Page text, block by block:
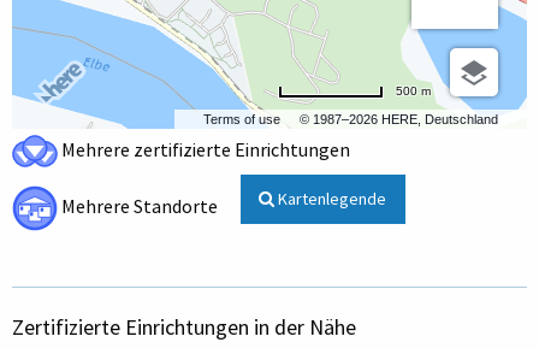
Terms of use © 1987–2026 HERE, Deutschland
500 m
Mehrere zertifizierte Einrichtungen
Mehrere Standorte Kartenlegende
Zertifizierte Einrichtungen in der Nähe